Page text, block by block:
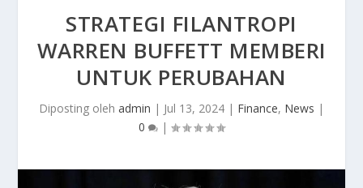
STRATEGI FILANTROPI
WARREN BUFFETT MEMBERI
UNTUK PERUBAHAN
Diposting oleh admin | Jul 13, 2024 | Finance, News |
0
|